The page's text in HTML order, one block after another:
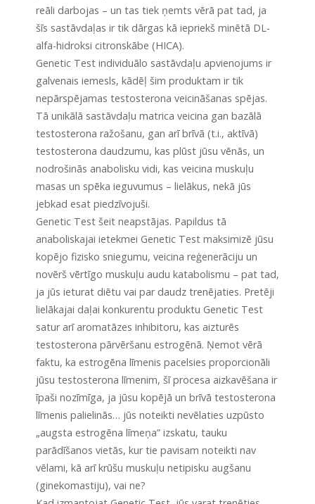
reāli darbojas – un tas tiek ņemts vērā pat tad, ja
šīs sastāvdaļas ir tik dārgas kā iepriekš minētā DL-
alfa-hidroksi citronskābe (HICA).
Genetic Test individuālo sastāvdaļu apvienojums ir
galvenais iemesls, kādēļ šim produktam ir tik
nepārspējamas testosterona veicināšanas spējas.
Tā unikālā sastāvdaļu matrica veicina gan bazālā
testosterona ražošanu, gan arī brīvā (t.i., aktīvā)
testosterona daudzumu, kas plūst jūsu vēnās, un
nodrošinās anabolisku vidi, kas veicina muskuļu
masas un spēka ieguvumus – lielākus, nekā jūs
jebkad esat piedzīvojuši.
Genetic Test šeit neapstājas. Papildus tā
anaboliskajai ietekmei Genetic Test maksimizē jūsu
kopējo fizisko sniegumu, veicina reģenerāciju un
novērš vērtīgo muskuļu audu katabolismu – pat tad,
ja jūs ieturat diētu vai par daudz trenējaties. Pretēji
lielākajai daļai konkurentu produktu Genetic Test
satur arī aromatāzes inhibitoru, kas aizturēs
testosterona pārvēršanu estrogēnā. Ņemot vērā
faktu, ka estrogēna līmenis pacelsies proporcionāli
jūsu testosterona līmenim, šī procesa aizkavēšana ir
īpaši nozīmīga, ja jūsu kopējā un brīvā testosterona
līmenis palielinās… jūs noteikti nevēlaties uzpūsto
„augsta estrogēna līmeņa” izskatu, tauku
parādīšanos vietās, kur tie pavisam noteikti nav
vēlami, kā arī krūšu muskuļu netipisku augšanu
(ginekomastiju), vai ne?